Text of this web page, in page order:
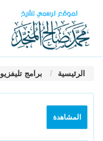
الرئيسية برامج
المشاهدة